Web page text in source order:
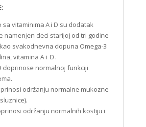
sa vitaminima A i D su dodatak
namenjen deci starijoj od tri godine
svakodnevna dopuna Omega-3
vitamina A i D.
doprinose normalnoj funkciji
održanju normalne mukozne
održanju normalnih kostiju i